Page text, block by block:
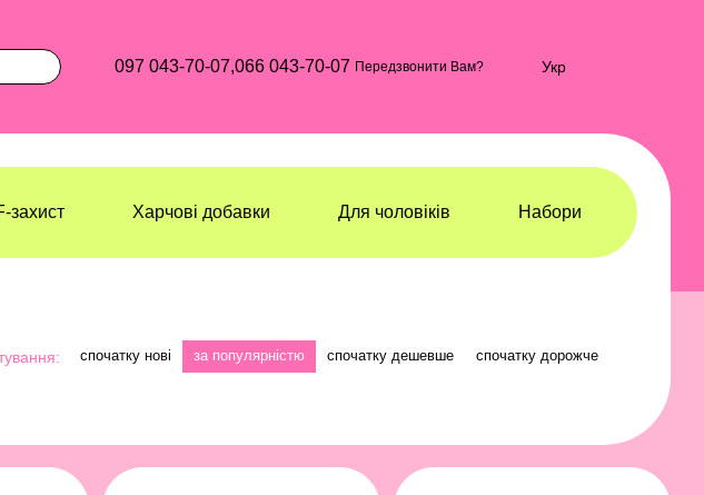
097 043-70-07,066 043-70-07 Передзвонити Вам? Укр
захист Харчові добавки Для чоловіків Набори
спочатку нові за популярністю спочатку дешевше спочатку дорожче